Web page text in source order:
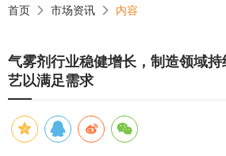
首页 市场资讯 内容
气雾剂行业稳健增长，制造领域
艺以满足需求